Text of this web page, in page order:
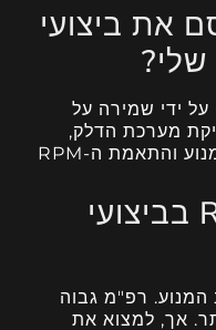
את ביצועי
על ידי שמירה על
מערכת הדלק,
וטיפול במערכת הקירור. כיוון המנוע והתאמת ה-RPM
מה חשובות ה-RPM בביצועי
רפ"מ גבוה
אך, למצוא את